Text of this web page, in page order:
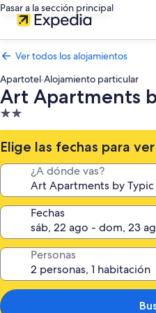
Pasar a la sección principal
Ver todos los alojamientos
Apartotel·Alojamiento particular
Art Apartments
Alojamiento
de
2.0 estrellas
Elige las fechas para
¿A dónde vas?
Fechas
Personas